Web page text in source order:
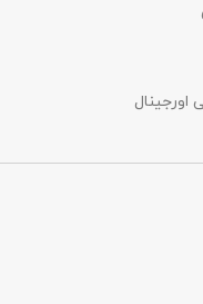
اورجینال